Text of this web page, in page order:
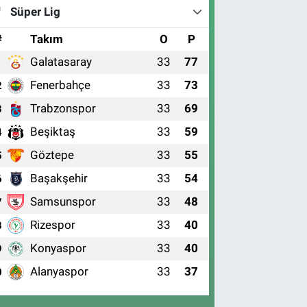
Süper Lig
Takım O P
Galatasaray 33 77
Fenerbahçe 33 73
Trabzonspor 33 69
Beşiktaş 33 59
Göztepe 33 55
Başakşehir 33 54
Samsunspor 33 48
Rizespor 33 40
Konyaspor 33 40
Alanyaspor 33 37